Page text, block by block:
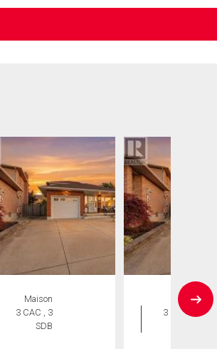
Maison
3 CAC , 3
SDB
Maison
3 CAC , 3